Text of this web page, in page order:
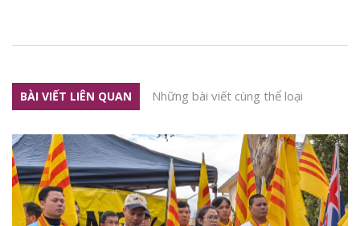
BÀI VIẾT LIÊN QUAN Những bài viết cùng thể loại